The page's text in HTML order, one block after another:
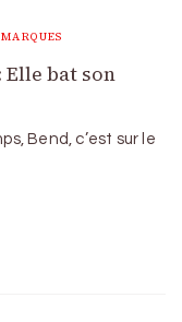
Elle bat son
Bend, c’est sur le